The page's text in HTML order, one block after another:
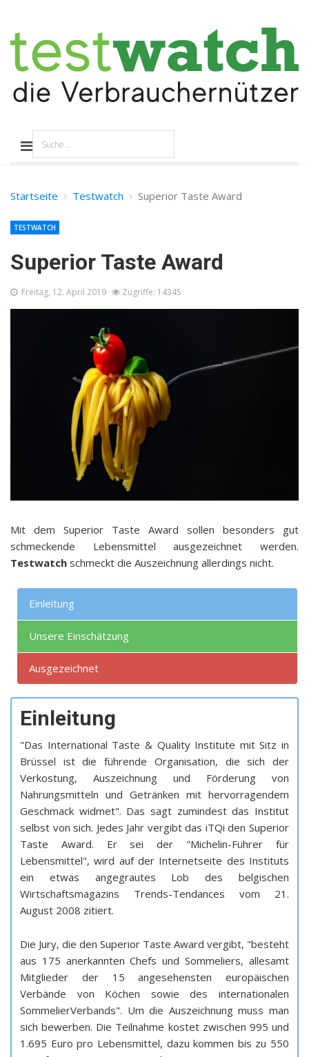
Startseite Testwatch Superior Taste Award
Superior Taste Award
TESTWATCH
Freitag, 12. April 2019 Zugriffe: 14345
Mit dem Superior Taste Award sollen besonders gut
schmeckende Lebensmittel ausgezeichnet werden.
Testwatch schmeckt die Auszeichnung allerdings nicht.
Einleitung
Unsere Einschätzung
Ausgezeichnet
Einleitung
"Das International Taste & Quality Institute mit Sitz in
Brüssel ist die führende Organisation, die sich der
Verkostung, Auszeichnung und Förderung von
Nahrungsmitteln und Getränken mit hervorragendem
Geschmack widmet". Das sagt zumindest das Institut
selbst von sich. Jedes Jahr vergibt das iTQi den Superior
Taste Award. Er sei der "Michelin-Führer für
Lebensmittel", wird auf der Internetseite des Instituts
ein etwas angegrautes Lob des belgischen
Wirtschaftsmagazins Trends-Tendances vom 21.
August 2008 zitiert.
Die Jury, die den Superior Taste Award vergibt, "besteht
aus 175 anerkannten Chefs und Sommeliers, allesamt
Mitglieder der 15 angesehensten europäischen
Verbände von Köchen sowie des internationalen
Sommelier­Verbands". Um die Auszeichnung muss man
sich bewerben. Die Teilnahme kostet zwischen 995 und
1.695 Euro pro Lebensmittel, dazu kommen bis zu 550